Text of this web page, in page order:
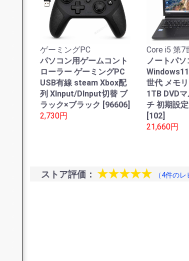
ゲーミングPC
パソコン用ゲームコント
ローラー ゲーミングPC
USB有線 steam Xbox配
列 XInput/DInput切替 ブ
ラック×ブラック [96606]
2,730円
Core i5 第7
ノートパソ
世代 メモ
1TB DVD
チ 初期設
[102]
21,660円
ストア評価： ★★★★★ （4件のレ